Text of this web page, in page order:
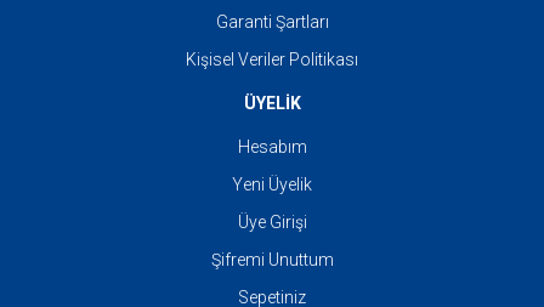
Garanti Şartları
Kişisel Veriler Politikası
ÜYELİK
Hesabım
Yeni Üyelik
Üye Girişi
Şifremi Unuttum
Sepetiniz